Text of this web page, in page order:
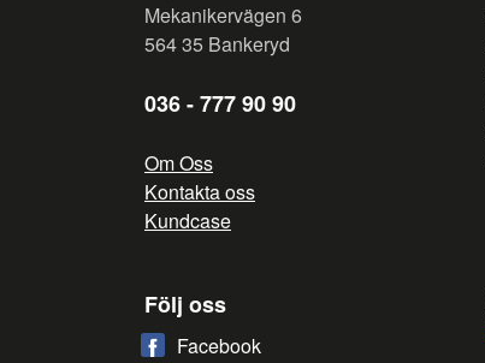
Mekanikervägen 6
564 35 Bankeryd
036 - 777 90 90
Om Oss
Kontakta oss
Kundcase
Följ oss
Facebook